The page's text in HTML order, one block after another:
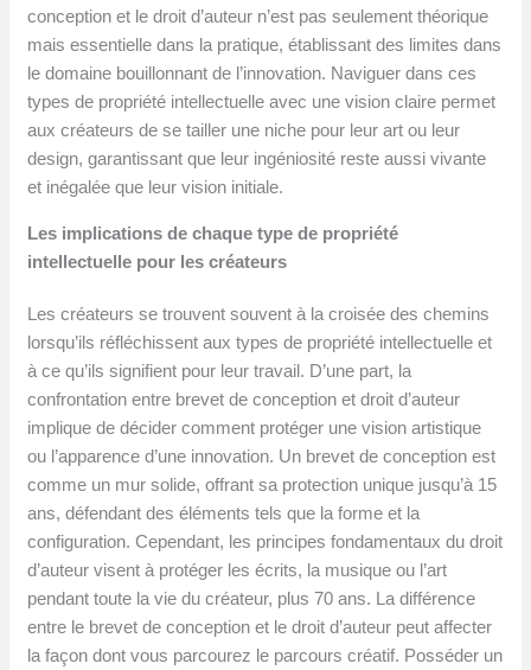
conception et le droit d’auteur n’est pas seulement théorique
mais essentielle dans la pratique, établissant des limites dans
le domaine bouillonnant de l’innovation. Naviguer dans ces
types de propriété intellectuelle avec une vision claire permet
aux créateurs de se tailler une niche pour leur art ou leur
design, garantissant que leur ingéniosité reste aussi vivante
et inégalée que leur vision initiale.
Les implications de chaque type de propriété
intellectuelle pour les créateurs
Les créateurs se trouvent souvent à la croisée des chemins
lorsqu’ils réfléchissent aux types de propriété intellectuelle et
à ce qu’ils signifient pour leur travail. D’une part, la
confrontation entre brevet de conception et droit d’auteur
implique de décider comment protéger une vision artistique
ou l’apparence d’une innovation. Un brevet de conception est
comme un mur solide, offrant sa protection unique jusqu’à 15
ans, défendant des éléments tels que la forme et la
configuration. Cependant, les principes fondamentaux du droit
d’auteur visent à protéger les écrits, la musique ou l’art
pendant toute la vie du créateur, plus 70 ans. La différence
entre le brevet de conception et le droit d’auteur peut affecter
la façon dont vous parcourez le parcours créatif. Posséder un